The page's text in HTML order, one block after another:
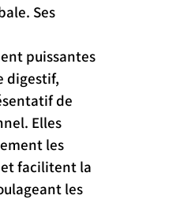
Ses
puissantes
digestif,
de
Elles
les
facilitent la
les